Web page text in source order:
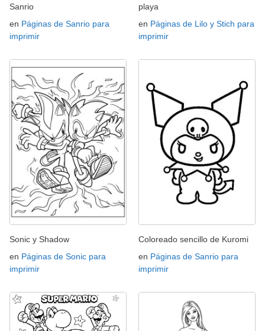
Sanrio
en Páginas de Sanrio para
imprimir
playa
en Páginas de Lilo y Stich para
imprimir
Sonic y Shadow
en Páginas de Sonic para
imprimir
Coloreado sencillo de Kuromi
en Páginas de Sanrio para
imprimir